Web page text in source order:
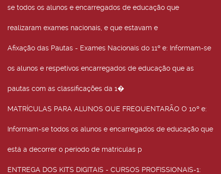
se todos os alunos e encarregados de educação que
realizaram exames nacionais, e que estavam e
Afixação das Pautas - Exames Nacionais do 11º e: Informam-se
os alunos e respetivos encarregados de educação que as
pautas com as classificações da 1�
MATRÍCULAS PARA ALUNOS QUE FREQUENTARÃO O 10º e:
Informam-se todos os alunos e encarregados de educação que
está a decorrer o período de matrículas p
ENTREGA DOS KITS DIGITAIS - CURSOS PROFISSIONAIS-1: